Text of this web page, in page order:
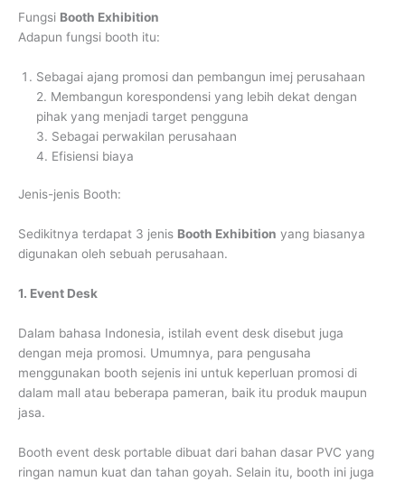
Fungsi Booth Exhibition
Adapun fungsi booth itu:
Sebagai ajang promosi dan pembangun imej perusahaan
2. Membangun korespondensi yang lebih dekat dengan
pihak yang menjadi target pengguna
3. Sebagai perwakilan perusahaan
4. Efisiensi biaya
Jenis-jenis Booth:
Sedikitnya terdapat 3 jenis Booth Exhibition yang biasanya
digunakan oleh sebuah perusahaan.
1. Event Desk
Dalam bahasa Indonesia, istilah event desk disebut juga
dengan meja promosi. Umumnya, para pengusaha
menggunakan booth sejenis ini untuk keperluan promosi di
dalam mall atau beberapa pameran, baik itu produk maupun
jasa.
Booth event desk portable dibuat dari bahan dasar PVC yang
ringan namun kuat dan tahan goyah. Selain itu, booth ini juga